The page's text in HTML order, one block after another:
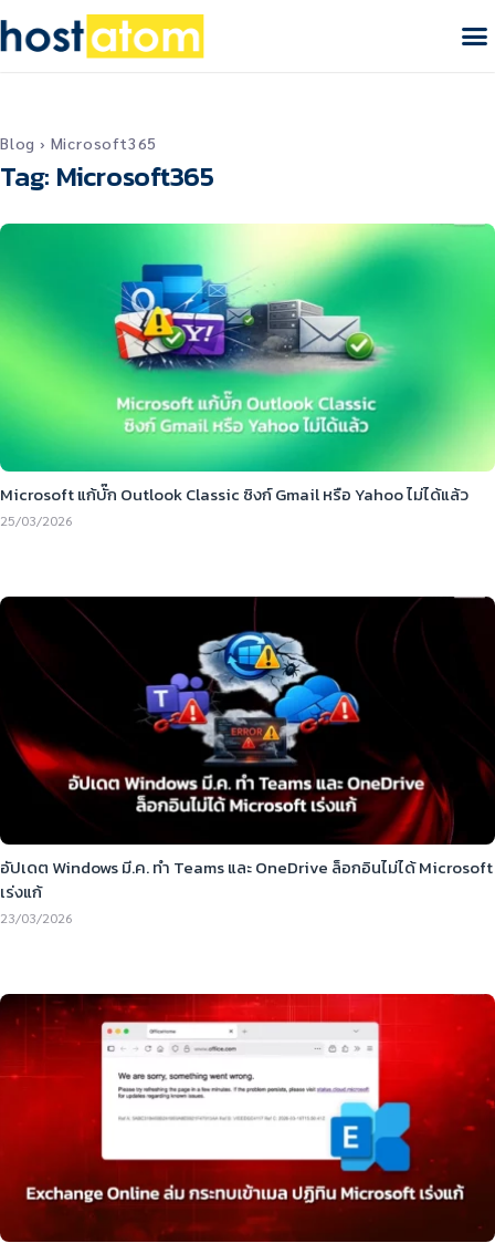
Blog › Microsoft365
Tag: Microsoft365
Microsoft แก้บั๊ก Outlook Classic ซิงก์ Gmail หรือ Yahoo ไม่ได้แล้ว
25/03/2026
อัปเดต Windows มี.ค. ทำ Teams และ OneDrive ล็อกอินไม่ได้ Microsoft
เร่งแก้
23/03/2026